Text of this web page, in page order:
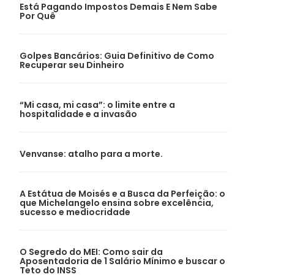
Está Pagando Impostos Demais E Nem Sabe
Por Quê
Golpes Bancários: Guia Definitivo de Como
Recuperar seu Dinheiro
“Mi casa, mi casa”: o limite entre a
hospitalidade e a invasão
Venvanse: atalho para a morte.
A Estátua de Moisés e a Busca da Perfeição: o
que Michelangelo ensina sobre excelência,
sucesso e mediocridade
O Segredo do MEI: Como sair da
Aposentadoria de 1 Salário Mínimo e buscar o
Teto do INSS